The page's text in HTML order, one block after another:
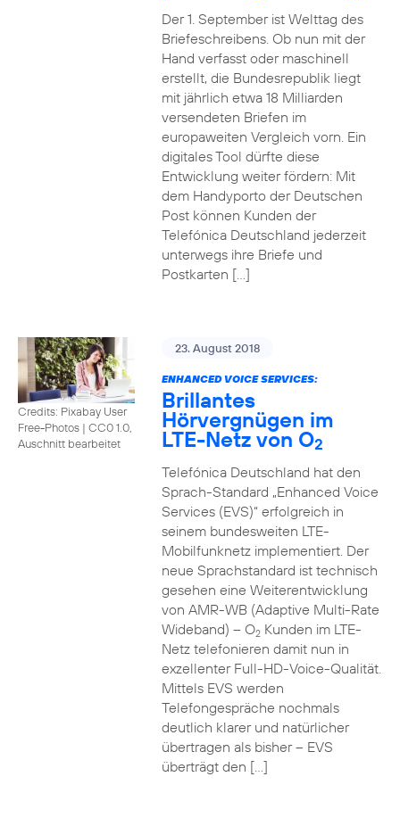
Der 1. September ist Welttag des
Briefeschreibens. Ob nun mit der
Hand verfasst oder maschinell
erstellt, die Bundesrepublik liegt
mit jährlich etwa 18 Milliarden
versendeten Briefen im
europaweiten Vergleich vorn. Ein
digitales Tool dürfte diese
Entwicklung weiter fördern: Mit
dem Handyporto der Deutschen
Post können Kunden der
Telefónica Deutschland jederzeit
unterwegs ihre Briefe und
Postkarten […]
Credits: Pixabay User
Free-Photos | CC0 1.0,
Auschnitt bearbeitet
23. August 2018
ENHANCED VOICE SERVICES:
Brillantes
Hörvergnügen im
LTE-Netz von O2
Telefónica Deutschland hat den
Sprach-Standard „Enhanced Voice
Services (EVS)“ erfolgreich in
seinem bundesweiten LTE-
Mobilfunknetz implementiert. Der
neue Sprachstandard ist technisch
gesehen eine Weiterentwicklung
von AMR-WB (Adaptive Multi-Rate
Wideband) – O2Kunden im LTE-
Netz telefonieren damit nun in
exzellenter Full-HD-Voice-Qualität.
Mittels EVS werden
Telefongespräche nochmals
deutlich klarer und natürlicher
übertragen als bisher – EVS
überträgt den […]